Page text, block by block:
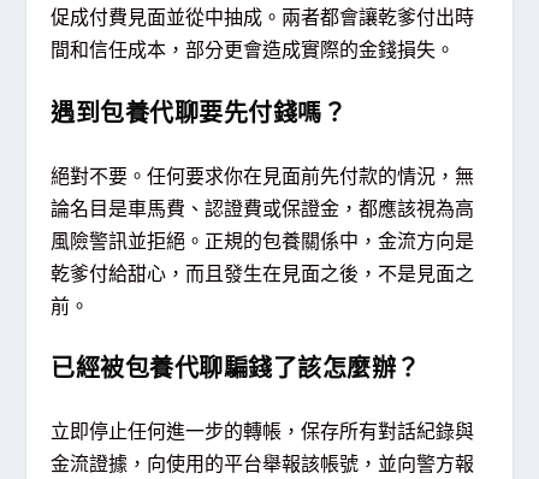
促成付費見面並從中抽成。兩者都會讓乾爹付出時
間和信任成本，部分更會造成實際的金錢損失。
遇到包養代聊要先付錢嗎？
絕對不要。任何要求你在見面前先付款的情況，無
論名目是車馬費、認證費或保證金，都應該視為高
風險警訊並拒絕。正規的包養關係中，金流方向是
乾爹付給甜心，而且發生在見面之後，不是見面之
前。
已經被包養代聊騙錢了該怎麼辦？
立即停止任何進一步的轉帳，保存所有對話紀錄與
金流證據，向使用的平台舉報該帳號，並向警方報